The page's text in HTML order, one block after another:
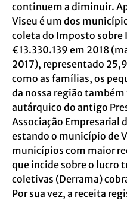
continuem a diminuir.
Viseu é um dos
coleta do Imposto sobre
€13.330.139 em 2018
2017), representado
como as famílias, os
da nossa região
autárquico do antigo
Associação Empresarial
estando o município de
municípios com maior
que incide sobre o lucro
coletivas (Derrama)
Por sua vez, a receita